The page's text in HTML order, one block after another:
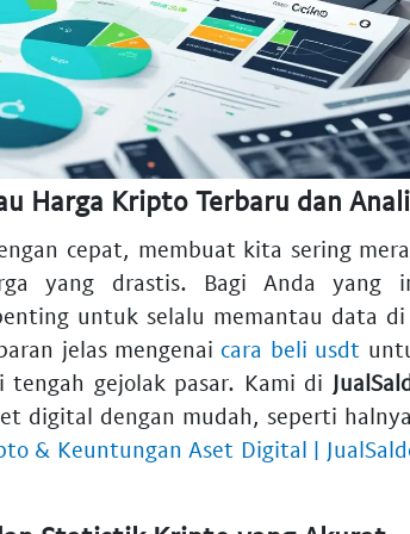
Harga Kripto Terbaru dan
cepat, membuat kita sering
yang drastis. Bagi Anda yang
untuk selalu memantau data di
jelas mengenai cara beli usdt
gejolak pasar. Kami di
digital dengan mudah, seperti
& Keuntungan Aset Digital |